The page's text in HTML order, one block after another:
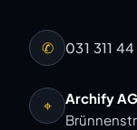
✆ 031 311
⌖
Archify AG